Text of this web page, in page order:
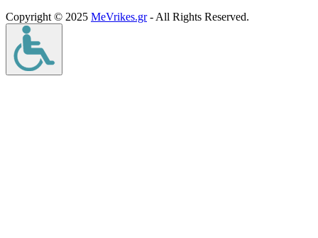
Copyright © 2025 MeVrikes.gr- All Rights Reserved.